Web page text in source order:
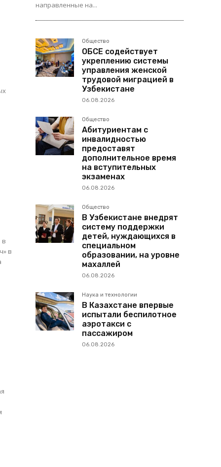
в
в
направленные на...
Общество
ОБСЕ содействует
укреплению системы
управления женской
трудовой миграцией в
Узбекистане
06.08.2026
Общество
Абитуриентам с
инвалидностью
предоставят
дополнительное время
на вступительных
экзаменах
06.08.2026
Общество
В Узбекистане внедрят
систему поддержки
детей, нуждающихся в
специальном
образовании, на уровне
махаллей
06.08.2026
Наука и технологии
В Казахстане впервые
испытали беспилотное
аэротакси с
пассажиром
06.08.2026